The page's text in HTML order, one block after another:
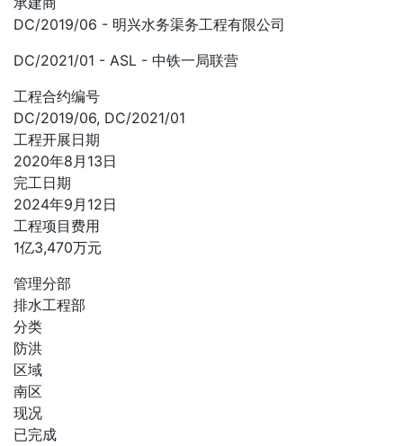
DC/2019/06 - 明兴水务渠务工程有限公司
DC/2021/01 - ASL - 中铁一局联营
工程合约编号
DC/2019/06, DC/2021/01
工程开展日期
2020年8月13日
完工日期
2024年9月12日
工程项目费用
1亿3,470万元
管理分部
排水工程部
分类
防洪
区域
南区
现况
已完成